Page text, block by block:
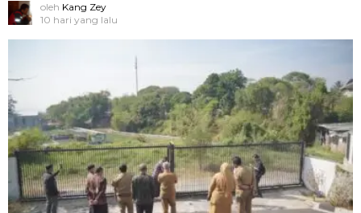
oleh Kang Zey
10 hari yang lalu